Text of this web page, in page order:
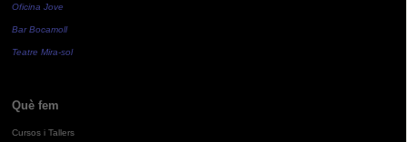
Oficina Jove
Bar Bocamoll
Teatre Mira-sol
Què fem
Cursos i Tallers